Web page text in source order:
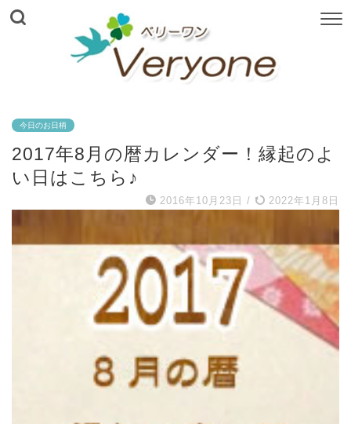
今日のお日柄
2017年8月の暦カレンダー！縁起のよ
い日はこちら♪
2016年10月23日 / 2022年1月8日